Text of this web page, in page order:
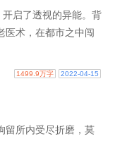
开启了透视的异能。背
医术，在都市之中闯
1499.9万字 2022-04-15
留所内受尽折磨，莫